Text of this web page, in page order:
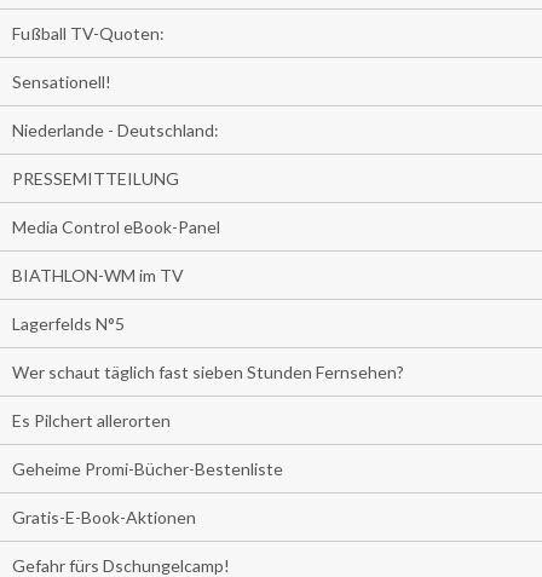
Fußball TV-Quoten:
Sensationell!
Niederlande - Deutschland:
PRESSEMITTEILUNG
Media Control eBook-Panel
BIATHLON-WM im TV
Lagerfelds N°5
Wer schaut täglich fast sieben Stunden Fernsehen?
Es Pilchert allerorten
Geheime Promi-Bücher-Bestenliste
Gratis-E-Book-Aktionen
Gefahr fürs Dschungelcamp!